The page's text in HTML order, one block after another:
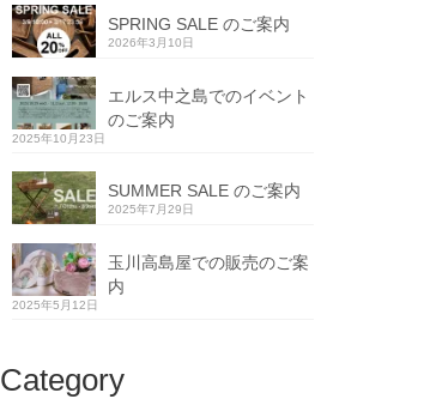
SPRING SALE のご案内
2026年3月10日
エルス中之島でのイベント
のご案内
2025年10月23日
SUMMER SALE のご案内
2025年7月29日
玉川高島屋での販売のご案
内
2025年5月12日
Category